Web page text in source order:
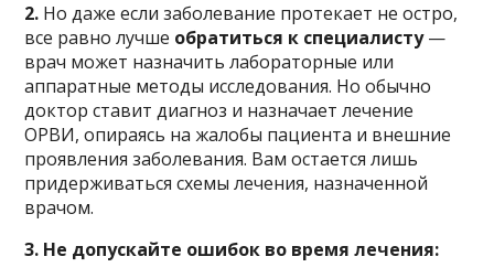
2. Но даже если заболевание протекает не остро,
все равно лучше обратиться к специалисту—
врач может назначить лабораторные или
аппаратные методы исследования. Но обычно
доктор ставит диагноз и назначает лечение
ОРВИ, опираясь на жалобы пациента и внешние
проявления заболевания. Вам остается лишь
придерживаться схемы лечения, назначенной
врачом.
3. Не допускайте ошибок во время лечения: